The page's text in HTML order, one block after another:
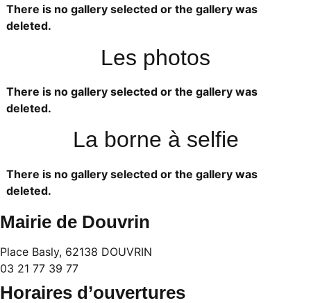
There is no gallery selected or the gallery was
deleted.
Les photos
There is no gallery selected or the gallery was
deleted.
La borne à selfie
There is no gallery selected or the gallery was
deleted.
Mairie de Douvrin
Place Basly, 62138 DOUVRIN
03 21 77 39 77
Horaires d’ouvertures